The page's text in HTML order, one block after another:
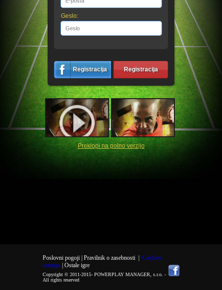
Geslo:
Registracija Registracija
Preklopi na polno verzijo
Poslovni pogoji | Pravilnik o zasebnosti| Cookies
settings
| Ostale igre
Copyright © 2011-2015- POWERPLAY MANAGER, s.r.o. -
All rights reserved